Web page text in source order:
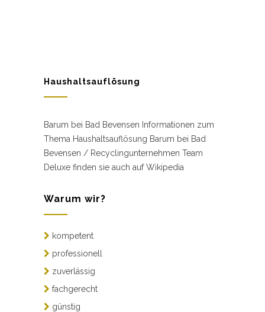
Haushaltsauflösung
Barum bei Bad Bevensen Informationen zum
Thema Haushaltsauflösung Barum bei Bad
Bevensen / Recyclingunternehmen Team
Deluxe finden sie auch auf Wikipedia
Warum wir?
kompetent
professionell
zuverlässig
fachgerecht
günstig